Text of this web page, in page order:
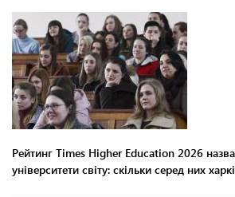
Рейтинг Times Higher Education 2026
університети світу: скільки серед них